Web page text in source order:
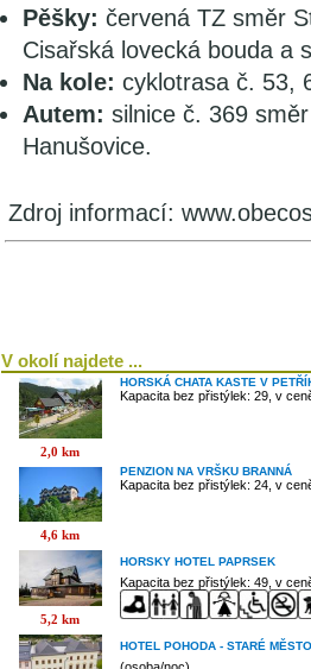
Pěšky: červená TZ směr
Cisařská lovecká bouda a
Na kole: cyklotrasa č. 53,
Autem: silnice č. 369
Hanušovice.
Zdroj informací:
V okolí najdete ...
2,0 km
HORSKÁ CHATA KASTE V
Kapacita bez přistýlek: 29, v
4,6 km
PENZION NA VRŠKU BRANNÁ
Kapacita bez přistýlek: 24, v
5,2 km
HORSKY HOTEL PAPRSEK
Kapacita bez přistýlek: 49, v
HOTEL POHODA - STARÉ